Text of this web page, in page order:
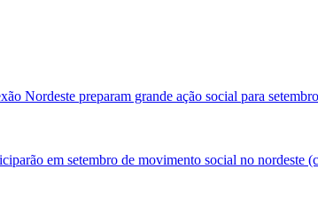
Nordeste preparam grande ação social para
em setembro de movimento social no nordeste